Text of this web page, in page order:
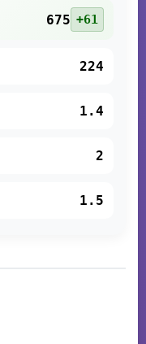
675 +61
224
1.4
2
1.5